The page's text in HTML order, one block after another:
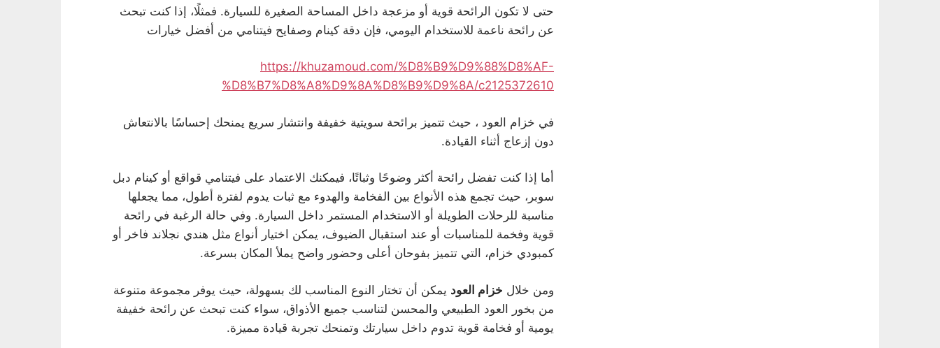
حتى لا تكون الرائحة قوية أو مزعجة داخل المساحة الصغيرة للسيارة. فمثلًا، إذا كنت تبحث
عن رائحة ناعمة للاستخدام اليومي، فإن دقة كينام وصفايح فيتنامي من أفضل خيارات
https://khuzamoud.com/%D8%B9%D9%88%D8%AF-
%D8%B7%D8%A8%D9%8A%D8%B9%D9%8A/c2125372610
في خزام العود ، حيث تتميز برائحة سويتية خفيفة وانتشار سريع يمنحك إحساسًا بالانتعاش
دون إزعاج أثناء القيادة.
أما إذا كنت تفضل رائحة أكثر وضوحًا وثباتًا، فيمكنك الاعتماد على فيتنامي قواقع أو كينام دبل
سوبر، حيث تجمع هذه الأنواع بين الفخامة والهدوء مع ثبات يدوم لفترة أطول، مما يجعلها
مناسبة للرحلات الطويلة أو الاستخدام المستمر داخل السيارة. وفي حالة الرغبة في رائحة
قوية وفخمة للمناسبات أو عند استقبال الضيوف، يمكن اختيار أنواع مثل هندي نجلاند فاخر أو
كمبودي خزام، التي تتميز بفوحان أعلى وحضور واضح يملأ المكان بسرعة.
ومن خلال خزام العود يمكن أن تختار النوع المناسب لك بسهولة، حيث يوفر مجموعة متنوعة
من بخور العود الطبيعي والمحسن لتناسب جميع الأذواق، سواء كنت تبحث عن رائحة خفيفة
يومية أو فخامة قوية تدوم داخل سيارتك وتمنحك تجربة قيادة مميزة.